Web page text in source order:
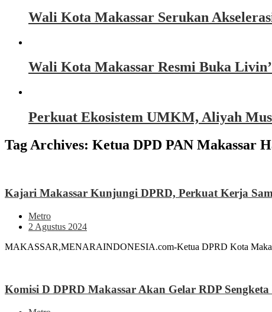
Wali Kota Makassar Serukan
Wali Kota Makassar Resmi Buka Livin’
Perkuat Ekosistem UMKM, Aliyah
Tag Archives: Ketua DPD PAN Makassar
Kajari Makassar Kunjungi DPRD, Perkuat Kerja
Metro
2 Agustus 2024
MAKASSAR,MENARAINDONESIA.com-Ketua DPRD Kota
Komisi D DPRD Makassar Akan Gelar RDP